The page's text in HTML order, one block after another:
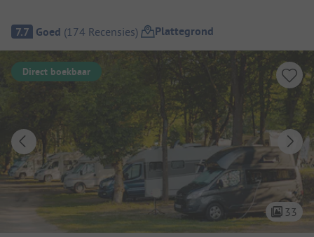
Camping overzicht
7.7 Goed (174 Recensies) Plattegrond
Direct boekbaar
33